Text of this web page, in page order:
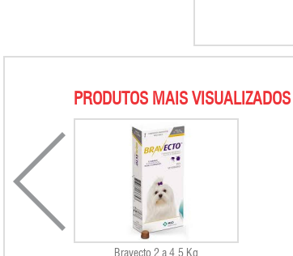
PRODUTOS MAIS VISUALIZADOS
Bravecto 2 a 4.5 Kg